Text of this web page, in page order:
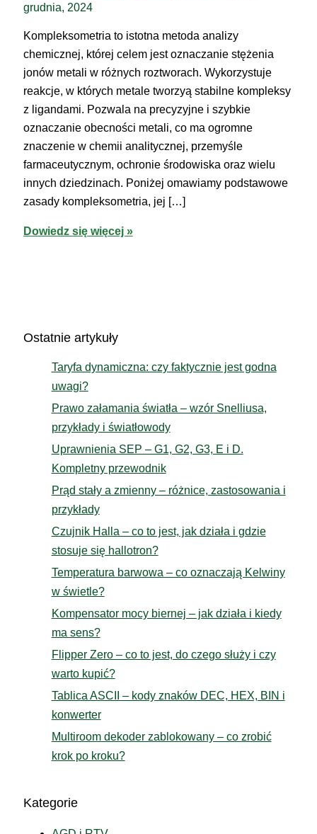
grudnia, 2024
Kompleksometria to istotna metoda analizy
chemicznej, której celem jest oznaczanie stężenia
jonów metali w różnych roztworach. Wykorzystuje
reakcje, w których metale tworzyą stabilne kompleksy
z ligandami. Pozwala na precyzyjne i szybkie
oznaczanie obecności metali, co ma ogromne
znaczenie w chemii analitycznej, przemyśle
farmaceutycznym, ochronie środowiska oraz wielu
innych dziedzinach. Poniżej omawiamy podstawowe
zasady kompleksometria, jej […]
Kompleksometria
analitycznej
Dowiedz się więcej »
Ostatnie artykuły
Taryfa dynamiczna: czy faktycznie jest godna
uwagi?
Prawo załamania światła – wzór Snelliusa,
przykłady i światłowody
Uprawnienia SEP – G1, G2, G3, E i D.
Kompletny przewodnik
Prąd stały a zmienny – różnice, zastosowania i
przykłady
Czujnik Halla – co to jest, jak działa i gdzie
stosuje się hallotron?
Temperatura barwowa – co oznaczają Kelwiny
w świetle?
Kompensator mocy biernej – jak działa i kiedy
ma sens?
Flipper Zero – co to jest, do czego służy i czy
warto kupić?
Tablica ASCII – kody znaków DEC, HEX, BIN i
konwerter
Multiroom dekoder zablokowany – co zrobić
krok po kroku?
Kategorie